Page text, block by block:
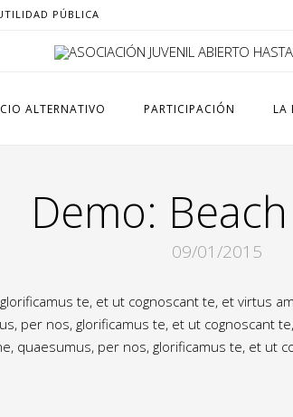
PÚBLICA
ALTERNATIVO PARTICIPACIÓN LA
Demo:
09/01/2015
te, et ut cognoscant te, et virtus
per nos, glorificamus te, et ut cognoscant
quaesumus, per nos, glorificamus te, et ut